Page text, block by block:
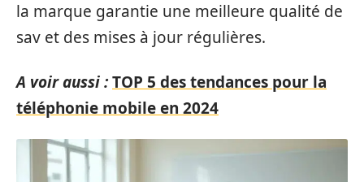
la marque garantie une meilleure qualité de
sav et des mises à jour régulières.
A voir aussi :TOP 5 des tendances pour la
téléphonie mobile en 2024